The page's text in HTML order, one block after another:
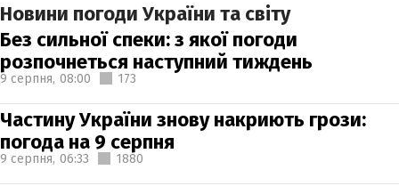
Новини погоди України та світу
Без сильної спеки: з якої погоди
розпочнеться наступний тиждень
9 серпня, 08:00 173
Частину України знову накриють грози:
погода на 9 серпня
9 серпня, 06:33 1880